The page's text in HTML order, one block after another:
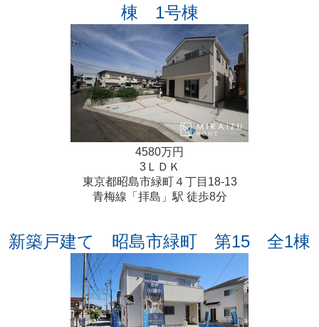
棟 1号棟
4580万円
3ＬＤＫ
東京都昭島市緑町４丁目18-13
青梅線「拝島」駅 徒歩8分
新築戸建て 昭島市緑町 第15 全1棟